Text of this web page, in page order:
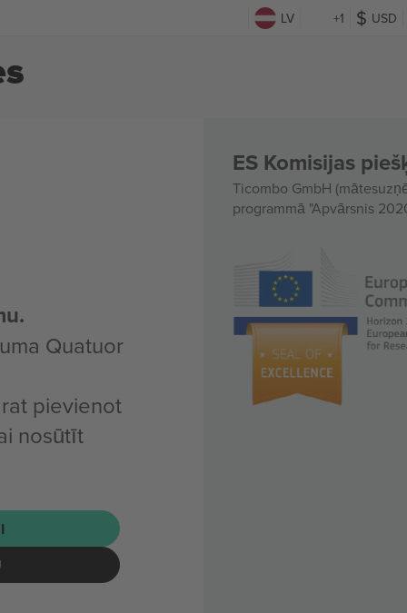
LV +1 USD
Quatuor
pievienot
nosūtīt
ES Komisijas
Ticombo GmbH
programmā "Apvārsnis